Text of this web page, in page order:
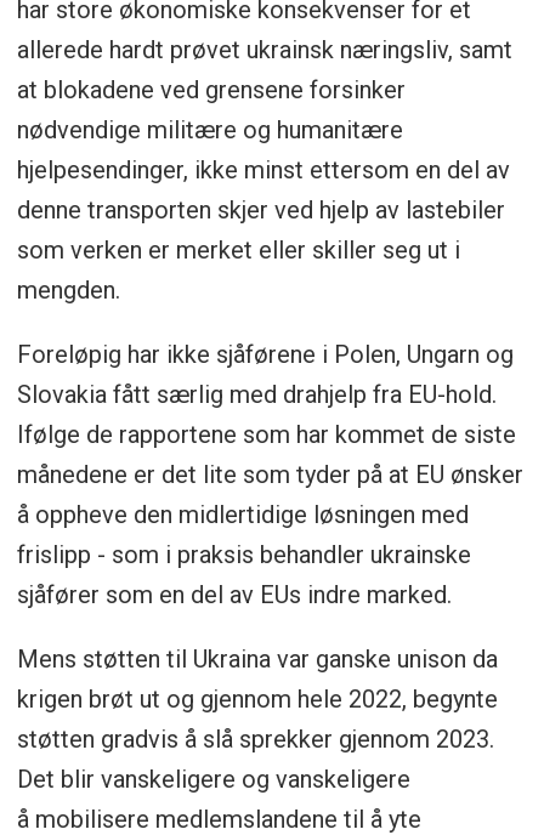
har store økonomiske konsekvenser for et
allerede hardt prøvet ukrainsk næringsliv, samt
at blokadene ved grensene forsinker
nødvendige militære og humanitære
hjelpesendinger, ikke minst ettersom en del av
denne transporten skjer ved hjelp av lastebiler
som verken er merket eller skiller seg ut i
mengden.
Foreløpig har ikke sjåførene i Polen, Ungarn og
Slovakia fått særlig med drahjelp fra EU-hold.
Ifølge de rapportene som har kommet de siste
månedene er det lite som tyder på at EU ønsker
å oppheve den midlertidige løsningen med
frislipp - som i praksis behandler ukrainske
sjåfører som en del av EUs indre marked.
Mens støtten til Ukraina var ganske unison da
krigen brøt ut og gjennom hele 2022, begynte
støtten gradvis å slå sprekker gjennom 2023.
Det blir vanskeligere og vanskeligere
å mobilisere medlemslandene til å yte